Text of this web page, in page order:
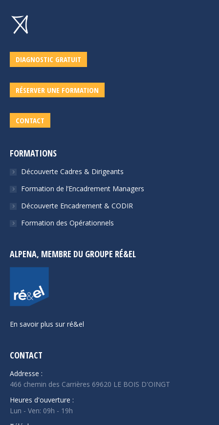
DIAGNOSTIC GRATUIT
RÉSERVER UNE FORMATION
CONTACT
FORMATIONS
Découverte Cadres & Dirigeants
Formation de l’Encadrement Managers
Découverte Encadrement & CODIR
Formation des Opérationnels
ALPENA, MEMBRE DU GROUPE RÉ&EL
En savoir plus sur ré&el
CONTACT
Addresse :
466 chemin des Carrières 69620 LE BOIS D'OINGT
Heures d'ouverture :
Lun - Ven: 09h - 19h